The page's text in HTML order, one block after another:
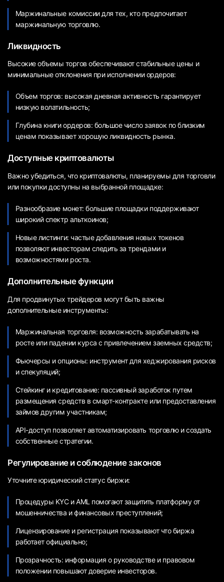
Маржинальные комиссии для тех, кто предпочитает
маржинальную торговлю.
Ликвидность
Высокие объемы торгов обеспечивают стабильные цены и
минимальные отклонения при исполнении ордеров:
Объем торгов: высокая дневная активность гарантирует
низкую волатильность;
Глубина книги ордеров: большое число заявок по близким
ценам показывает хорошую ликвидность рынка.
Доступные криптовалюты
Важно убедиться, что криптовалюты, планируемы для торговли
или покупки доступны на выбранной площадке:
Разнообразие монет: большие площадки поддерживают
широкий спектр альткоинов;
Новые листинги: частые добавления новых токенов
позволяют инвесторам следить за трендами и
возможностями роста.
Дополнительные функции
Для продвинутых трейдеров могут быть важны
дополнительные инструменты:
Маржинальная торговля: возможность зарабатывать на
росте или падении курса с привлечением заемных средств;
Фьючерсы и опционы: инструмент для хеджирования рисков
и спекуляций;
Стейкинг и кредитование: пассивный заработок путем
размещения средств в смарт-контракте или предоставления
займов другим участникам;
API-доступ позволяет автоматизировать торговлю и создать
собственные стратегии.
Регулирование и соблюдение законов
Уточните юридический статус биржи:
Процедуры KYC и AML помогают защитить платформу от
мошенничества и финансовых преступлений;
Лицензирование и регистрация показывают что биржа
работает официально;
Прозрачность: информация о руководстве и правовом
положении повышают доверие инвесторов.